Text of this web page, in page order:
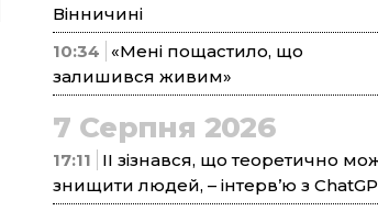
Вінничині
10:34
«Мені пощастило, що
залишився живим»
7 Серпня 2026
17:11
ІІ зізнався, що теоретично
знищити людей, – інтерв’ю з